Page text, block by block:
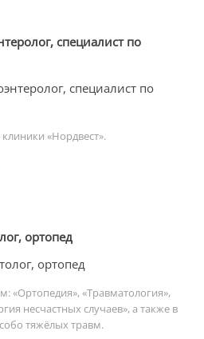
специалист по
«Нордвест».
ортопед
«Ортопедия», «Травматология»,
несчастных случаев», а также в
тяжёлых травм.